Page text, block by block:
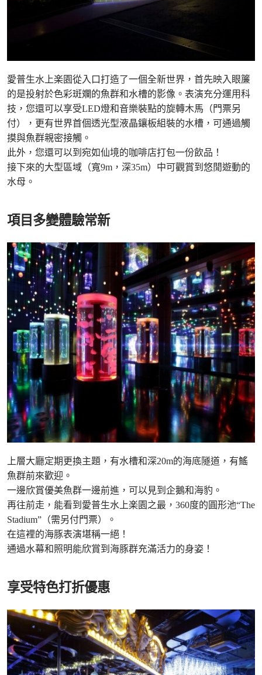
愛普生水上楽園從入口打造了一個全新世界，首先映入眼簾
的是投射於色彩斑斕的魚群和水槽的影像。表演充分運用科
技，您還可以享受LED燈和音樂裝點的旋轉木馬（門票另
付），更有世界首個透光型液晶鑲板組裝的水槽，可通過觸
摸與魚群親密接觸。
此外，您還可以到宛如仙境的咖啡店打包一份飲品！
接下來的大型區域（寬9m，深35m）中可觀賞到悠閒遊動的
水母。
項目多變體驗常新
上層大廳定期更換主題，有水槽和深20m的海底隧道，有鰩
魚群前來歡迎。
一邊欣賞優美魚群一邊前進，可以見到企鵝和海豹。
再往前走，能看到愛普生水上楽園之最，360度的圓形池“The
Stadium”（需另付門票）。
在這裡的海豚表演堪稱一絕！
通過水幕和照明能欣賞到海豚群充滿活力的身姿！
享受特色打折優惠